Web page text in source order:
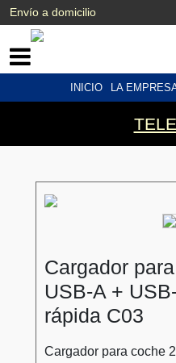
Envío a domicilio
INICIO LA
Cargador
USB-A +
rápida C03
Cargador para coche